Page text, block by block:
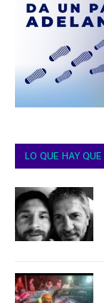
LO QUE HAY QUE